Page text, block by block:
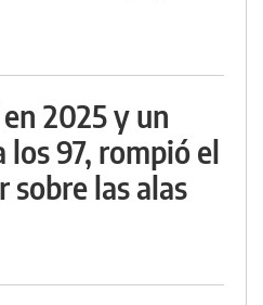
2025 y un
los 97, rompió el
sobre las alas